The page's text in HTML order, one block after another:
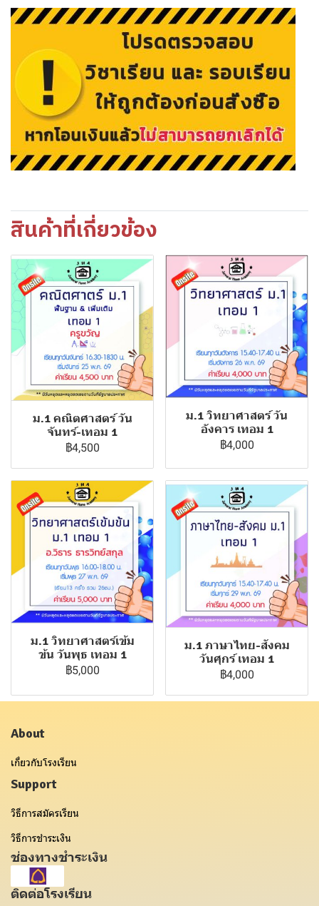
สินค้าที่เกี่ยวข้อง
ม.1 คณิตศาสตร์ วัน
จันทร์-เทอม 1
฿4,500
ม.1 วิทยาศาสตร์ วัน
อังคาร เทอม 1
฿4,000
ม.1 วิทยาศาสตร์เข้ม
ข้น วันพุธ เทอม 1
฿5,000
ม.1 ภาษาไทย-สังคม
วันศุกร์ เทอม 1
฿4,000
About
เกี่ยวกับโรงเรียน
Support
วิธีการสมัครเรียน
วิธีการชำระเงิน
ช่องทางชำระเงิน
ติดต่อโรงเรียน